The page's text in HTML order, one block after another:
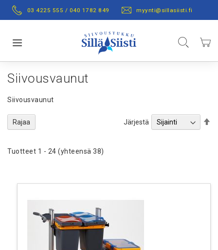
03 4225 555 / 040 1782 849 myynti@sillasiisti.fi
Content
Hae
Siivousvaunut
Siivousvaunut
Tuotteet 1 - 24 (yhteensä 38)
Järjestä
Rajaa